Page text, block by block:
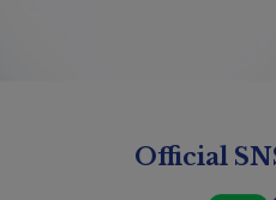
Official